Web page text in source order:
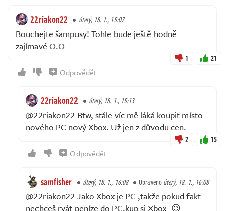
22riakon22 úterý, 18. 1., 15:07
Bouchejte šampusy! Tohle bude ještě hodně
zajímavé O.O
1 21
Odpovědět
22riakon22 úterý, 18. 1., 15:13
@22riakon22 Btw, stále víc mě láká koupit místo
nového PC nový Xbox. Už jen z důvodu cen.
2 15
Odpovědět
samfisher úterý, 18. 1., 16:08 Upravenoúterý, 18. 1., 16:08
@22riakon22 Jako Xbox je PC ,takže pokud fakt
nechceš rvát peníze do PC,kup si Xbox -😉